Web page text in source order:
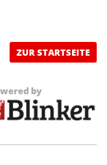
ZUR STARTSEITE
by